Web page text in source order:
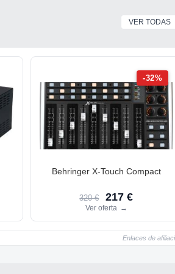
VER TODAS
-32%
Behringer X-Touch Compact
320 € 217 €
Ver oferta →
Enlaces de